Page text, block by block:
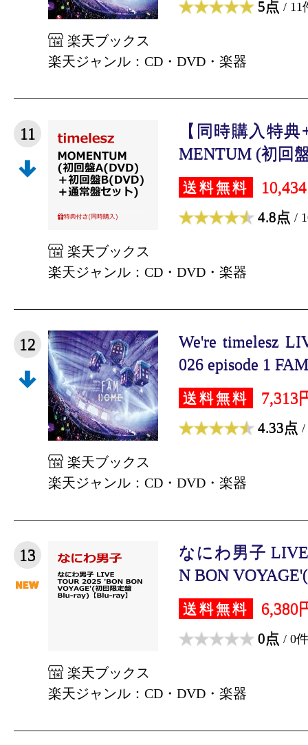
5点 / 11
楽天ブックス
楽天ジャンル：CD・DVD・楽器
11
【同時購入特
MENTUM (初回
送料無料
4.8点 /
楽天ブックス
楽天ジャンル：CD・DVD・楽器
12
We're timelesz
026 episode 1
送料無料 7,313
4.33点 /
楽天ブックス
楽天ジャンル：CD・DVD・楽器
13
なにわ男子
N BON
送料無料 6,380
0点 / 0件
楽天ブックス
楽天ジャンル：CD・DVD・楽器